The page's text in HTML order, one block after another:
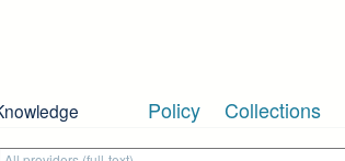
Policy Collections